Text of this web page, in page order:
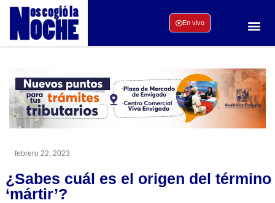
En vivo
febrero 22, 2023
¿Sabes cuál es el origen del término
‘mártir’?